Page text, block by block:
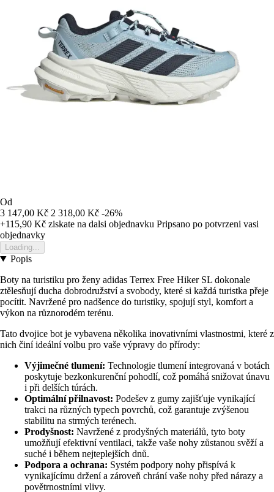
Od
3 147,00 Kč 2 318,00 Kč -26%
+115,90 Kč ziskate na dalsi objednavku Pripsano po potvrzeni vasi
objednavky
Loading...
Popis
Boty na turistiku pro ženy adidas Terrex Free Hiker SL dokonale
ztělesňují ducha dobrodružství a svobody, které si každá turistka přeje
pocítit. Navržené pro nadšence do turistiky, spojují styl, komfort a
výkon na různorodém terénu.
Tato dvojice bot je vybavena několika inovativními vlastnostmi, které z
nich činí ideální volbu pro vaše výpravy do přírody:
Výjimečné tlumení: Technologie tlumení integrovaná v botách
poskytuje bezkonkurenční pohodlí, což pomáhá snižovat únavu
i při delších túrách.
Optimální přilnavost: Podešev z gumy zajišťuje vynikající
trakci na různých typech povrchů, což garantuje zvýšenou
stabilitu na strmých terénech.
Prodyšnost: Navržené z prodyšných materiálů, tyto boty
umožňují efektivní ventilaci, takže vaše nohy zůstanou svěží a
suché i během nejteplejších dnů.
Podpora a ochrana: Systém podpory nohy přispívá k
vynikajícímu držení a zároveň chrání vaše nohy před nárazy a
povětrnostními vlivy.